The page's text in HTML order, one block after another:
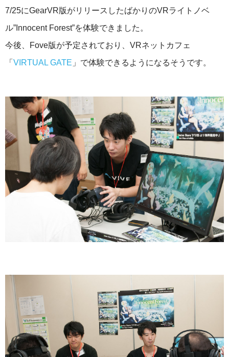
7/25にGearVR版がリリースしたばかりのVRライトノベ
ル”Innocent Forest”を体験できました。
今後、Fove版が予定されており、VRネットカフェ
「 VIRTUAL GATE 」で体験できるようになるそうです。